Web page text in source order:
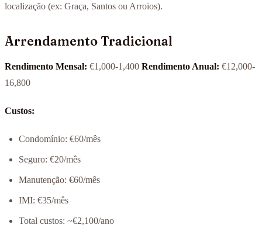
localização (ex: Graça, Santos ou Arroios).
Arrendamento Tradicional
Rendimento Mensal: €1,000-1,400 Rendimento Anual: €12,000-
16,800
Custos:
Condomínio: €60/mês
Seguro: €20/mês
Manutenção: €60/mês
IMI: €35/mês
Total custos: ~€2,100/ano